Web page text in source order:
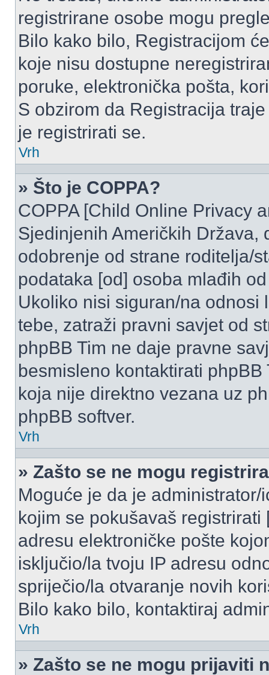
registrirane osobe mogu
Bilo kako bilo, Registracijom
koje nisu dostupne
poruke, elektronička pošta,
S obzirom da Registracija
je registrirati se.
Vrh
» Što je COPPA?
COPPA [Child Online Privacy
Sjedinjenih Američkih
odobrenje od strane roditelja/
podataka [od] osoba mlađih
Ukoliko nisi siguran/na odnosi
tebe, zatraži pravni savjet od
phpBB Tim ne daje pravne
besmisleno kontaktirati
koja nije direktno vezana uz
phpBB softver.
Vrh
» Zašto se ne mogu
Moguće je da je
kojim se pokušavaš
adresu elektroničke pošte
isključio/la tvoju IP adresu
spriječio/la otvaranje novih
Bilo kako bilo, kontaktiraj
Vrh
» Zašto se ne mogu prijaviti